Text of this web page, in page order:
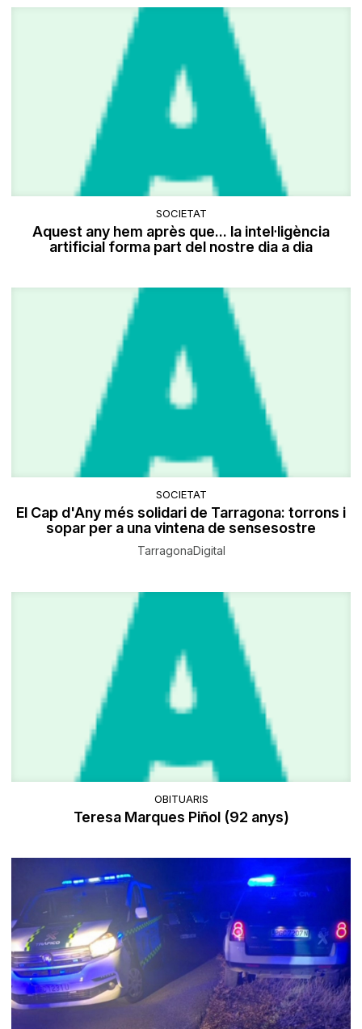
SOCIETAT
Aquest any hem après que... la intel·ligència
artificial forma part del nostre dia a dia
SOCIETAT
El Cap d'Any més solidari de Tarragona: torrons i
sopar per a una vintena de sensesostre
TarragonaDigital
OBITUARIS
Teresa Marques Piñol (92 anys)